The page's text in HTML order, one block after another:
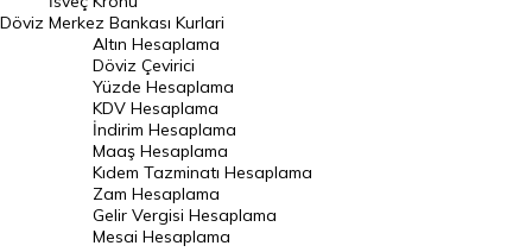
Norveç Kronu Kuru
İsveç Kronu Kuru
Japon Yeni Kuru
Serbest Piyasa Döviz Kurları
Merkez Bankası Döviz Kurları
Döviz Merkez Bankası Kurlari
Altın Hesaplama
Döviz Çevirici
Yüzde Hesaplama
KDV Hesaplama
İndirim Hesaplama
Maaş Hesaplama
Kıdem Tazminatı Hesaplama
Zam Hesaplama
Gelir Vergisi Hesaplama
Mesai Hesaplama